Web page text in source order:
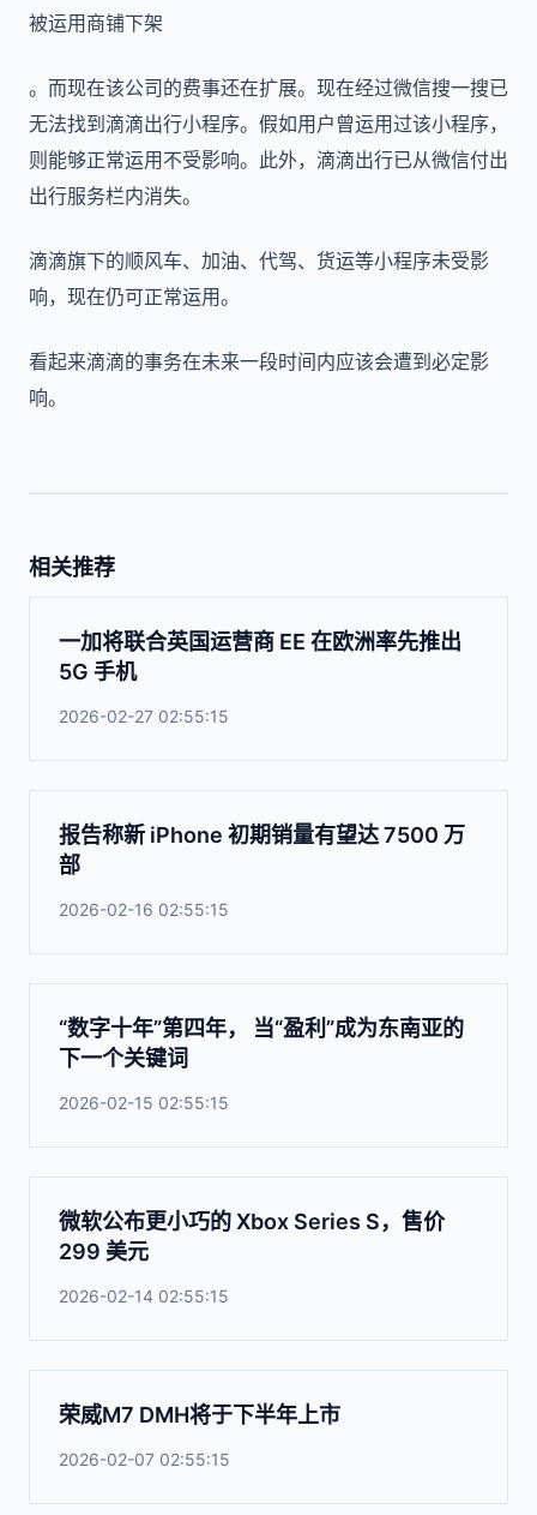
被运用商铺下架
。而现在该公司的费事还在扩展。现在经过微信搜一搜已
无法找到滴滴出行小程序。假如用户曾运用过该小程序，
则能够正常运用不受影响。此外，滴滴出行已从微信付出
出行服务栏内消失。
滴滴旗下的顺风车、加油、代驾、货运等小程序未受影
响，现在仍可正常运用。
看起来滴滴的事务在未来一段时间内应该会遭到必定影
响。
相关推荐
一加将联合英国运营商 EE 在欧洲率先推出
5G 手机
2026-02-27 02:55:15
报告称新 iPhone 初期销量有望达 7500 万
部
2026-02-16 02:55:15
“数字十年”第四年， 当“盈利”成为东南亚的
下一个关键词
2026-02-15 02:55:15
微软公布更小巧的 Xbox Series S，售价
299 美元
2026-02-14 02:55:15
荣威M7 DMH将于下半年上市
2026-02-07 02:55:15